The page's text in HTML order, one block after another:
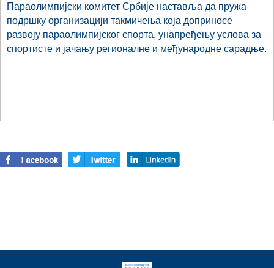
Параолимпијски комитет Србије наставља да пружа
подршку организацији такмичења која доприносе
развоју параолимпијског спорта, унапређењу услова за
спортисте и јачању регионалне и међународне сарадње.